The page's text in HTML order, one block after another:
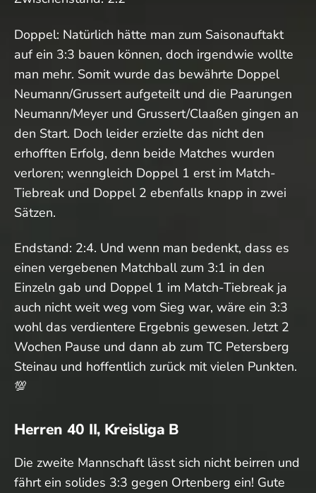
Doppel: Natürlich hätte man zum Saisonauftakt
auf ein 3:3 bauen können, doch irgendwie wollte
man mehr. Somit wurde das bewährte Doppel
Neumann/Grussert aufgeteilt und die Paarungen
Neumann/Meyer und Grussert/Claaßen gingen an
den Start. Doch leider erzielte das nicht den
erhofften Erfolg, denn beide Matches wurden
verloren; wenngleich Doppel 1 erst im Match-
Tiebreak und Doppel 2 ebenfalls knapp in zwei
Sätzen.
Endstand: 2:4. Und wenn man bedenkt, dass es
einen vergebenen Matchball zum 3:1 in den
Einzeln gab und Doppel 1 im Match-Tiebreak ja
auch nicht weit weg vom Sieg war, wäre ein 3:3
wohl das verdientere Ergebnis gewesen. Jetzt 2
Wochen Pause und dann ab zum TC Petersberg
Steinau und hoffentlich zurück mit vielen Punkten.
💯
Herren 40 II, Kreisliga B
Die zweite Mannschaft lässt sich nicht beirren und
fährt ein solides 3:3 gegen Ortenberg ein! Gute